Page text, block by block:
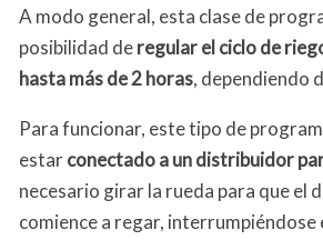
A modo general, esta clase de
posibilidad deregular el ciclo de
hasta más de 2 horas, dependiendo
Para funcionar, este tipo de
estarconectado a un distribuidor
necesario girar la rueda para que el
comience a regar, interrumpiéndose